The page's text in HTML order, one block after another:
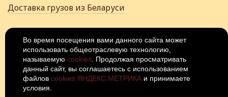
Доставка грузов из Беларуси
+7 (922) 502-28-06
Россия, Иваново, 15-й проезд, 4Щ
© 2026Политика
конфиденциальности
Во время посещения вами данного сайта может
использовать общеотраслевую технологию,
называемую cookies . Продолжая просматривать
данный сайт, вы соглашаетесь с использованием
файлов cookies ЯНДЕКС.МЕТРИКА и принимаете
условия.